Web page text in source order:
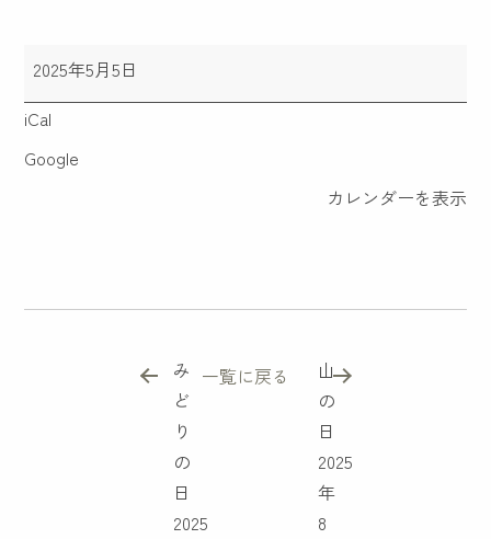
2025年5月5日
iCal
Google
カレンダーを表示
み
ど
り
の
日
2025
一覧に戻る
山
の
日
2025
年
8